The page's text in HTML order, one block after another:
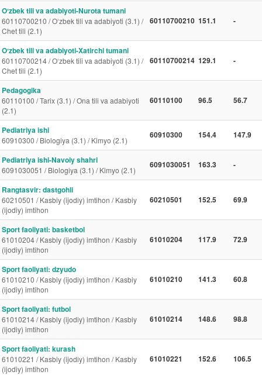
Oʻzbek tili va adabiyoti-Nurota tumani
60110700210 / O‘zbek tili va adabiyoti (3.1) /
Chet tili (2.1)
60110700210 151.1 -
Oʻzbek tili va adabiyoti-Xatirchi tumani
60110700214 / O‘zbek tili va adabiyoti (3.1) /
Chet tili (2.1)
60110700214 129.1 -
Pedagogika
60110100 / Tarix (3.1) / Ona tili va adabiyoti
(2.1)
60110100 96.5 56.7
Pediatriya ishi
60910300 / Biologiya (3.1) / Kimyo (2.1)
60910300 154.4 147.9
Pediatriya ishi-Navoiy shahri
6091030051 / Biologiya (3.1) / Kimyo (2.1)
6091030051 163.3 -
Rangtasvir: dastgohli
60210501 / Kasbiy (ijodiy) imtihon / Kasbiy
(ijodiy) imtihon
60210501 152.5 69.9
Sport faoliyati: basketbol
61010204 / Kasbiy (ijodiy) imtihon / Kasbiy
(ijodiy) imtihon
61010204 117.9 72.9
Sport faoliyati: dzyudo
61010210 / Kasbiy (ijodiy) imtihon / Kasbiy
(ijodiy) imtihon
61010210 141.3 60.8
Sport faoliyati: futbol
61010214 / Kasbiy (ijodiy) imtihon / Kasbiy
(ijodiy) imtihon
61010214 148.6 98.8
Sport faoliyati: kurash
61010221 / Kasbiy (ijodiy) imtihon / Kasbiy
(ijodiy) imtihon
61010221 152.6 106.5